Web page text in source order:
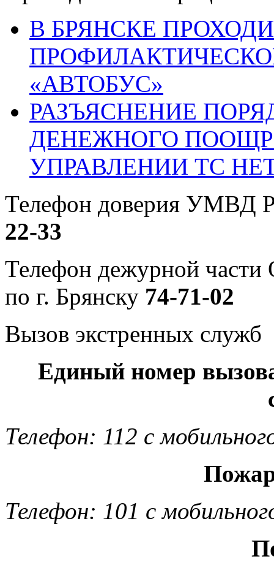
В БРЯНСКЕ
«АВТОБУС»
РАЗЪЯСНЕНИЕ
ДЕНЕЖНОГО
УПРАВЛЕНИИ ТС
Телефон доверия УМВД
22-33
Телефон дежурной
по г. Брянску 74-71-02
Вызов экстренных служб
Единый номер
Телефон: 112 с
Телефон: 101 с